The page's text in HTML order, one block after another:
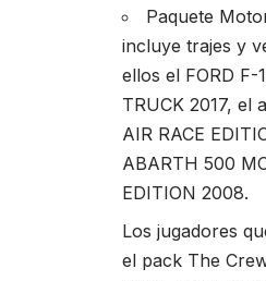
Paquete
incluye trajes y
ellos el FORD F-
TRUCK 2017, el
AIR RACE
ABARTH 500
EDITION 2008.
Los jugadores
el pack The